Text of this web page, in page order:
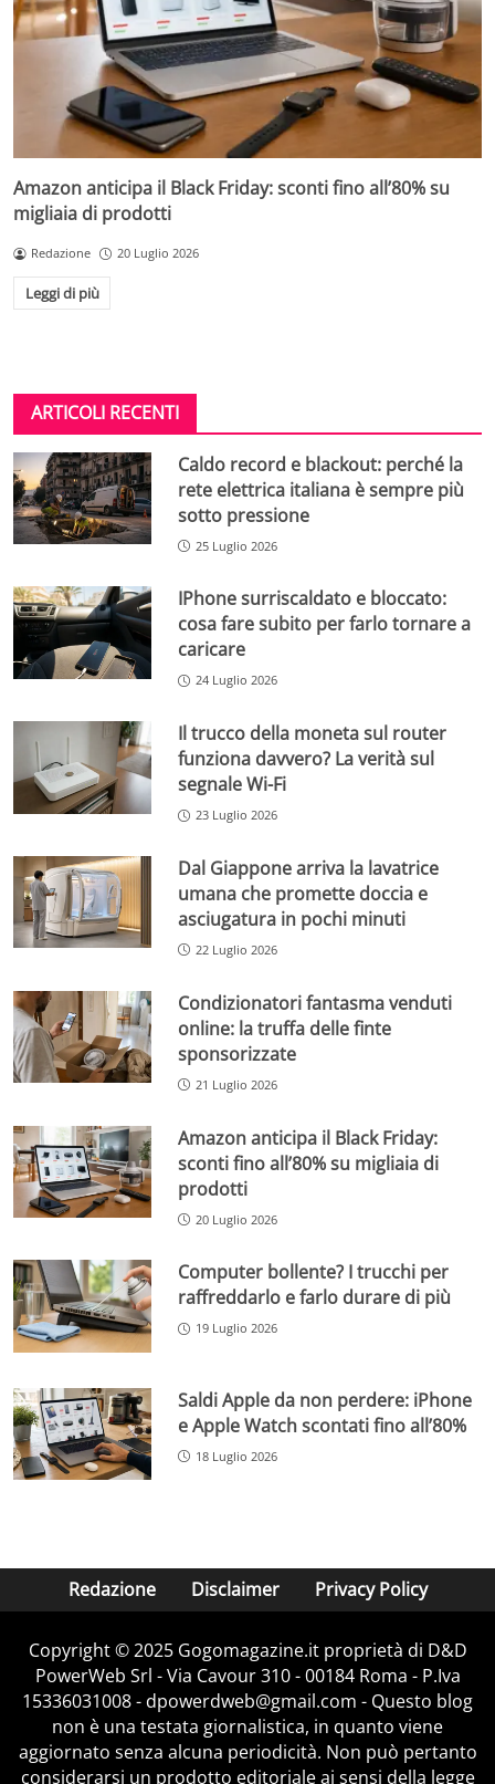
Amazon anticipa il Black Friday: sconti fino all’80% su
migliaia di prodotti
Redazione 20 Luglio 2026
Leggi di più
ARTICOLI RECENTI
Caldo record e blackout: perché la
rete elettrica italiana è sempre più
sotto pressione
25 Luglio 2026
IPhone surriscaldato e bloccato:
cosa fare subito per farlo tornare a
caricare
24 Luglio 2026
Il trucco della moneta sul router
funziona davvero? La verità sul
segnale Wi-Fi
23 Luglio 2026
Dal Giappone arriva la lavatrice
umana che promette doccia e
asciugatura in pochi minuti
22 Luglio 2026
Condizionatori fantasma venduti
online: la truffa delle finte
sponsorizzate
21 Luglio 2026
Amazon anticipa il Black Friday:
sconti fino all’80% su migliaia di
prodotti
20 Luglio 2026
Computer bollente? I trucchi per
raffreddarlo e farlo durare di più
19 Luglio 2026
Saldi Apple da non perdere: iPhone
e Apple Watch scontati fino all’80%
18 Luglio 2026
Redazione Disclaimer Privacy Policy
Copyright © 2025 Gogomagazine.it proprietà di D&D
PowerWeb Srl - Via Cavour 310 - 00184 Roma - P.Iva
15336031008 - dpowerdweb@gmail.com - Questo blog
non è una testata giornalistica, in quanto viene
aggiornato senza alcuna periodicità. Non può pertanto
considerarsi un prodotto editoriale ai sensi della legge